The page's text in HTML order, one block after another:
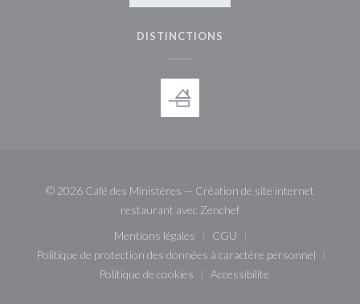
DISTINCTIONS
© 2026 Café des Ministères — Création de site internet
restaurant avec Zenchef((ouvre une nouvelle
Mentions légales
((ouvre une nouvelle fenêtre))
CGU
((ouvre une nouvelle
Politique de protection des données à caractère personnel
((ouvre une nouvelle fenêtre))
Politique de cookies
((ouvre une nouvelle fenêtre))
Accessibilite
((ouvre une nouvelle